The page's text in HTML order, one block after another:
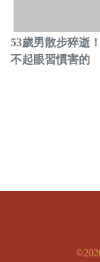
53歲男散步猝逝
不起眼習慣害的